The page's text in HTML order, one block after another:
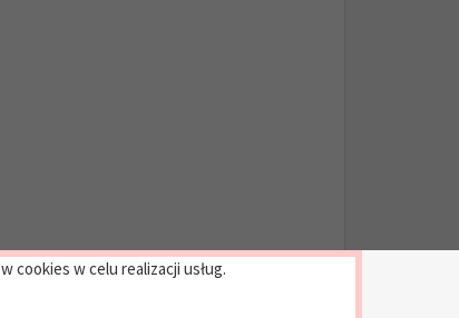
cookies w celu realizacji usług.